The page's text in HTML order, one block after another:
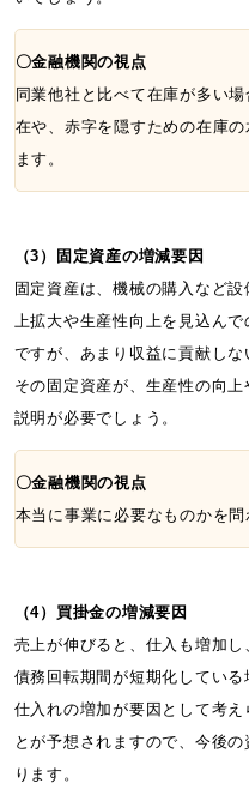
〇金融機関の視点
同業他社と比べて在庫が多い
在や、赤字を隠すための在庫
ます。
（3）固定資産の増減要因
固定資産は、機械の購入など
上拡大や生産性向上を見込ん
ですが、あまり収益に貢献しな
その固定資産が、生産性の向
説明が必要でしょう。
〇金融機関の視点
本当に事業に必要なものかを問
（4）買掛金の増減要因
売上が伸びると、仕入も増加
債務回転期間が短期化してい
仕入れの増加が要因として考
とが予想されますので、今後
ります。